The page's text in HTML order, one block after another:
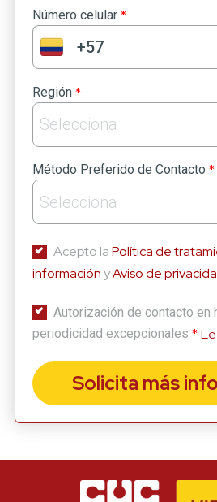
Número celular *
Región *
Selecciona
Método Preferido de Contacto *
Selecciona
Acepto laPolítica de
informaciónyAviso de
Autorización de contacto en
periodicidad excepcionales *
Solicita más